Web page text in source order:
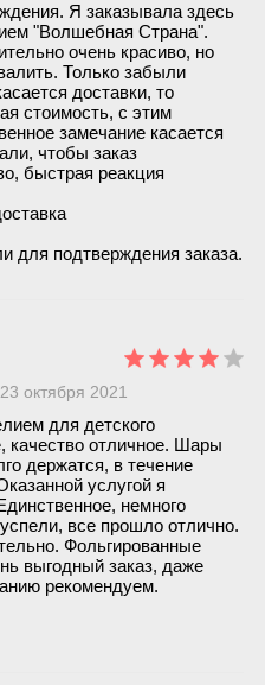
Я заказывала здесь
"Волшебная Страна".
очень красиво, но
Только забыли
доставки, то
стоимость, с этим
замечание касается
чтобы заказ
быстрая реакция
для подтверждения заказа.
23 октября 2021
для детского
качество отличное. Шары
держатся, в течение
услугой я
немного
все прошло отлично.
Фольгированные
выгодный заказ, даже
рекомендуем.